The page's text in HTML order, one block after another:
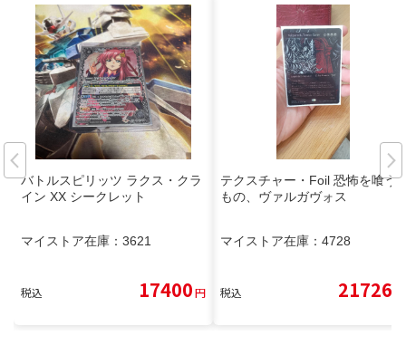
バトルスピリッツ ラクス・クラ
イン XX シークレット
マイストア在庫： 3621
税込 17400円
テクスチャー・Foil 恐怖を喰う
もの、ヴァルガヴォス
マイストア在庫： 4728
税込 21726